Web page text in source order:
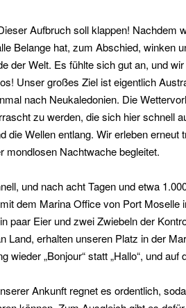
Aufbruch soll klappen!
Belange hat, zum Abschied, winken
der Welt. Es fühlte sich gut an, und
Unser großes Ziel ist eigentlich
nach Neukaledonien. Die
zu werden, die sich hier schnell
die Wellen entlang. Wir erleben
mondlosen Nachtwache begleitet.
und nach acht Tagen und etwa
dem Marina Office von Port
paar Eier und zwei Zwiebeln der
Land, erhalten unseren Platz in der
wieder „Bonjour“ statt „Hallo“, und
Ankunft regnet es ordentlich,